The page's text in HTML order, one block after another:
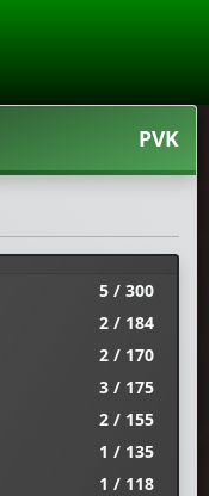
PVK
5 / 300
2 / 184
2 / 170
3 / 175
2 / 155
1 / 135
1 / 118